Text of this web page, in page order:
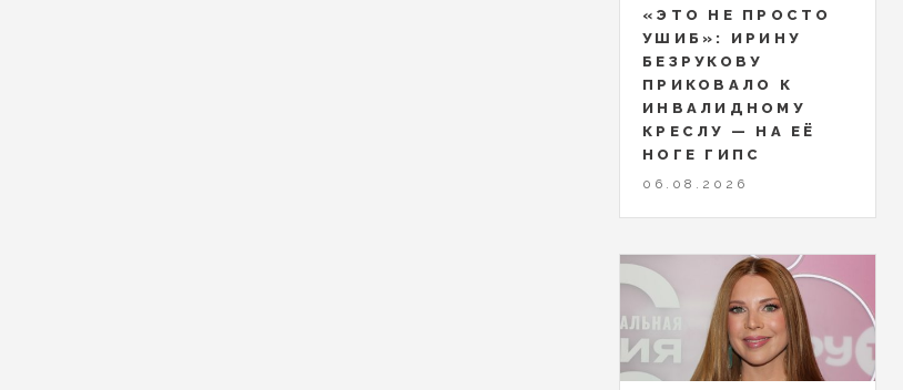
«ЭТО НЕ ПРОСТО
УШИБ»: ИРИНУ
БЕЗРУКОВУ
ПРИКОВАЛО К
ИНВАЛИДНОМУ
КРЕСЛУ — НА ЕЁ
НОГЕ ГИПС
06.08.2026